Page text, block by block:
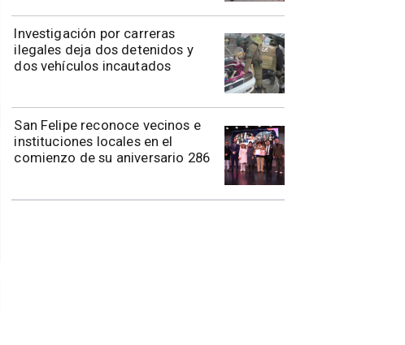
Investigación por carreras
ilegales deja dos detenidos y
dos vehículos incautados
​​San Felipe reconoce vecinos e
instituciones locales en el
comienzo de su aniversario 286